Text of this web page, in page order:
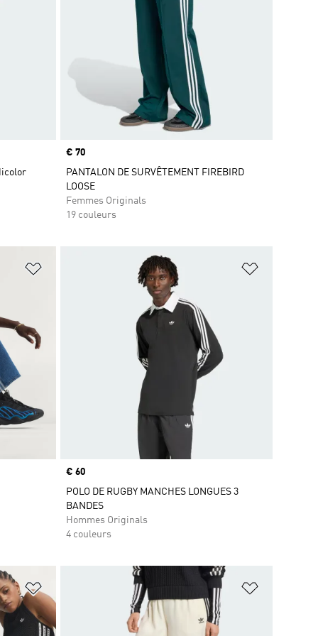
Prix
€ 70
PANTALON DE SURVÊTEMENT FIREBIRD
LOOSE
Femmes Originals
19 couleurs
Ajouter à la Liste de produits favoris
Prix
€ 60
POLO DE RUGBY MANCHES LONGUES 3
BANDES
Hommes Originals
4 couleurs
Ajouter à la Liste de produits favoris